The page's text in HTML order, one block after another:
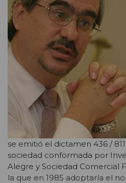
se emitió el dictamen 436 /
sociedad conformada por
Alegre y Sociedad Comercial
la que en 1985 adoptaría el